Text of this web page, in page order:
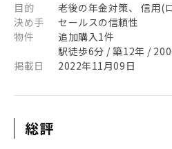
目的
老後の年金対策、 信用(
決め手
セールスの信頼性
物件
追加購入1件
駅徒歩6分 / 築12年 /
掲載日
2022年11月09日
総評